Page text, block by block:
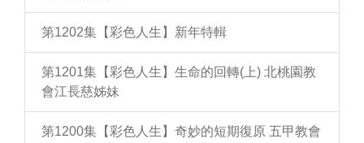
第1202集【彩色人生】新年特輯
第1201集【彩色人生】生命的回轉(上) 北桃園教
會江長慈姊妹
第1200集【彩色人生】奇妙的短期復原 五甲教會